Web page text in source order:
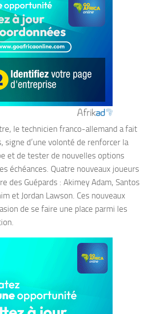
le technicien franco-allemand a fait
signe d’une volonté de renforcer la
et de tester de nouvelles options
échéances. Quatre nouveaux joueurs
des Guépards : Akimey Adam, Santos
et Jordan Lawson. Ces nouveaux
de se faire une place parmi les